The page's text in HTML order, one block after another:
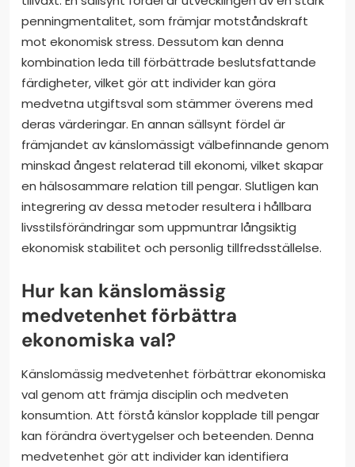
penningmentalitet, som främjar motståndskraft
mot ekonomisk stress. Dessutom kan denna
kombination leda till förbättrade beslutsfattande
färdigheter, vilket gör att individer kan göra
medvetna utgiftsval som stämmer överens med
deras värderingar. En annan sällsynt fördel är
främjandet av känslomässigt välbefinnande genom
minskad ångest relaterad till ekonomi, vilket skapar
en hälsosammare relation till pengar. Slutligen kan
integrering av dessa metoder resultera i hållbara
livsstilsförändringar som uppmuntrar långsiktig
ekonomisk stabilitet och personlig tillfredsställelse.
Hur kan känslomässig
medvetenhet förbättra
ekonomiska val?
Känslomässig medvetenhet förbättrar ekonomiska
val genom att främja disciplin och medveten
konsumtion. Att förstå känslor kopplade till pengar
kan förändra övertygelser och beteenden. Denna
medvetenhet gör att individer kan identifiera